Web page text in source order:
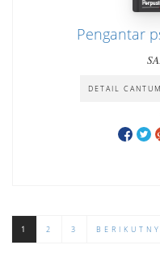
Pengantar
DETAIL
1 2 3